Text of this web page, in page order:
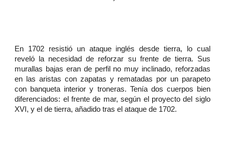
En 1702 resistió un ataque inglés desde tierra, lo cual
reveló la necesidad de reforzar su frente de tierra. Sus
murallas bajas eran de perfil no muy inclinado, reforzadas
en las aristas con zapatas y rematadas por un parapeto
con banqueta interior y troneras. Tenía dos cuerpos bien
diferenciados: el frente de mar, según el proyecto del siglo
XVI, y el de tierra, añadido tras el ataque de 1702.